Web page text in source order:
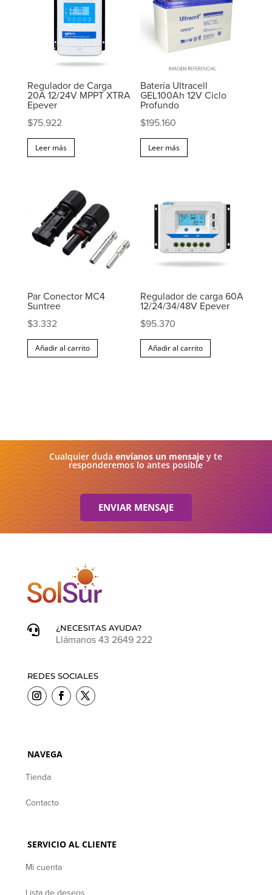
Regulador de Carga
20A 12/24V MPPT XTRA
Epever
$75.922
Leer más
Batería Ultracell
GEL100Ah 12V Ciclo
Profundo
$195.160
Leer más
Par Conector MC4
Suntree
$3.332
Añadir al carrito
Regulador de carga 60A
12/24/34/48V Epever
$95.370
Añadir al carrito
Cualquier dudaenvíanos un mensaje y te
responderemos lo antes posible
ENVIAR MENSAJE

¿NECESITAS AYUDA?
Llámanos 43 2649 222
REDES SOCIALES
NAVEGA
Tienda
Contacto
SERVICIO AL CLIENTE
Mi cuenta